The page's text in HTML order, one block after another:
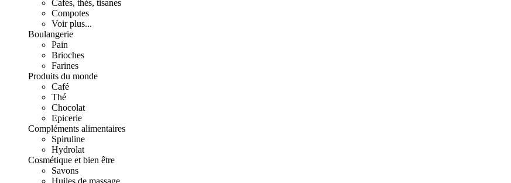
Cafés, thés, tisanes
Compotes
Voir plus...
Boulangerie
Pain
Brioches
Farines
Produits du monde
Café
Thé
Chocolat
Epicerie
Compléments alimentaires
Spiruline
Hydrolat
Cosmétique et bien être
Savons
Huiles de massage